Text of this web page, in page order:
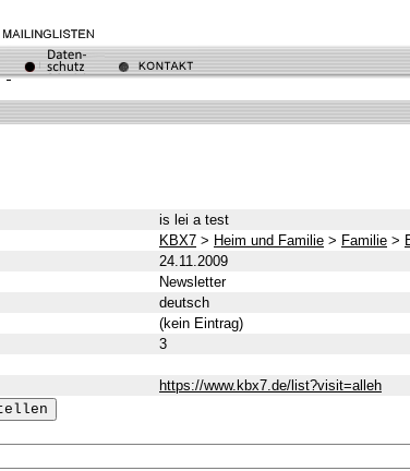
is lei a test
KBX7 > Heim und Familie > Familie >
24.11.2009
Newsletter
deutsch
(kein Eintrag)
3
https://www.kbx7.de/list?visit=alleh